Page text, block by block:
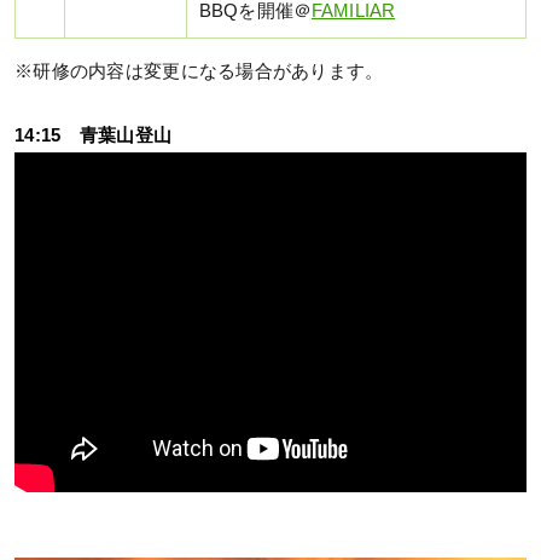
BBQを開催＠ FAMILIAR
※研修の内容は変更になる場合があります。
14:15 青葉山登山